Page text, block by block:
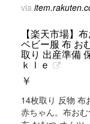
via
【楽天市場】
ベビー服 布 お
取り 出産準備
ｋｌｅ
￥
14枚取り 反物 布
赤ちゃん。布お